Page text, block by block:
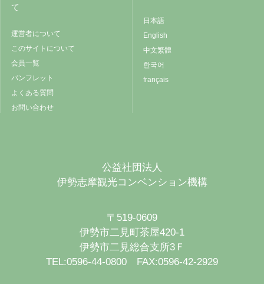
て
運営者について
このサイトについて
会員一覧
パンフレット
よくある質問
お問い合わせ
日本語
English
中文繁體
한국어
français
公益社団法人
伊勢志摩観光コンベンション機構
〒519-0609
伊勢市二見町茶屋420-1
伊勢市二見総合支所3Ｆ
TEL:0596-44-0800 FAX:0596-42-2929